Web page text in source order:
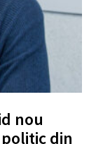
nou
din